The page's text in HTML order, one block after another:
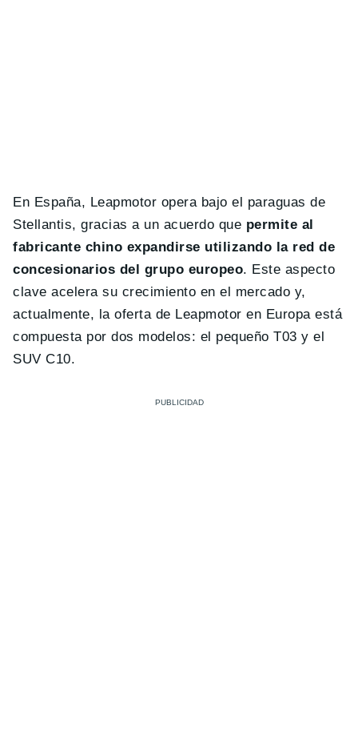
En España, Leapmotor opera bajo el paraguas de
Stellantis, gracias a un acuerdo que permite al
fabricante chino expandirse utilizando la red de
concesionarios del grupo europeo. Este aspecto
clave acelera su crecimiento en el mercado y,
actualmente, la oferta de Leapmotor en Europa está
compuesta por dos modelos: el pequeño T03 y el
SUV C10.